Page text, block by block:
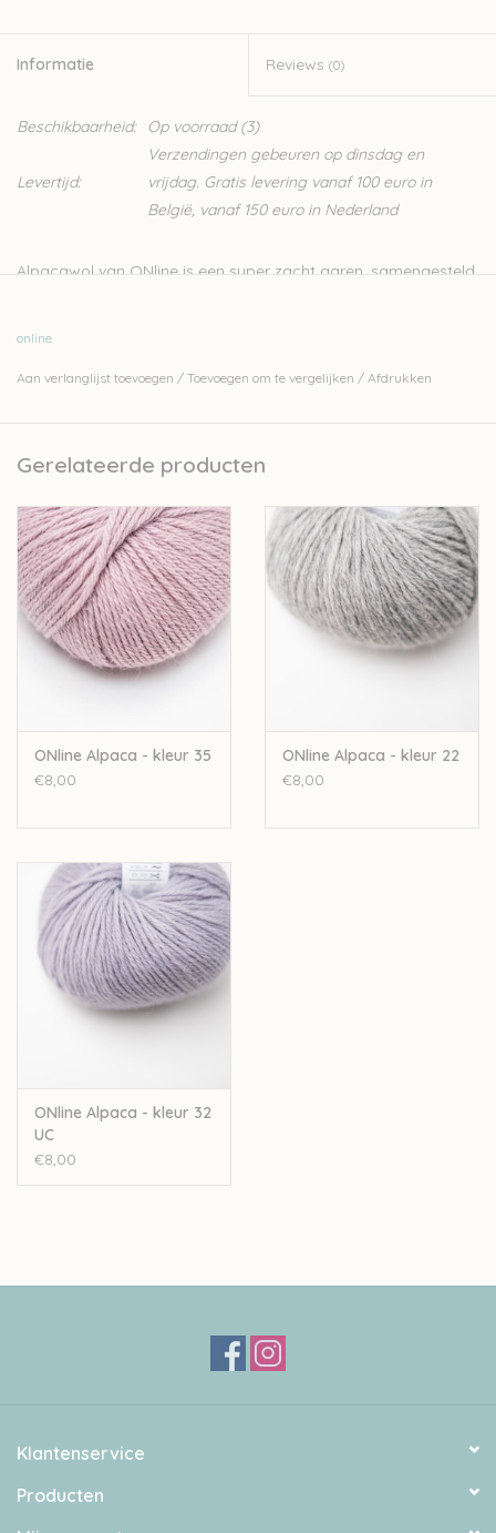
Informatie Reviews (0)
Beschikbaarheid: Op voorraad(3)
Levertijd:
Verzendingen gebeuren op dinsdag en
vrijdag. Gratis levering vanaf 100 euro in
België, vanaf 150 euro in Nederland
Alpacawol van ONline is een super zacht garen, samengesteld
Handwas
Let op: de kleur op beeld kan afwijken van de werkelijke kleur.
online
Aan verlanglijst toevoegen / Toevoegen om te vergelijken / Afdrukken
Gerelateerde producten
ONline Alpaca - kleur 35
€8,00
ONline Alpaca - kleur 22
€8,00
ONline Alpaca - kleur 32
UC
€8,00
Klantenservice
Producten